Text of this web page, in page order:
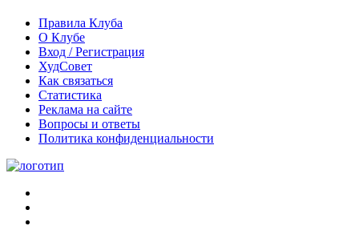
Правила Клуба
О Клубе
Вход / Регистрация
ХудСовет
Как связаться
Статистика
Реклама на сайте
Вопросы и ответы
Политика конфиденциальности